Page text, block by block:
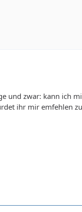
und zwar: kann ich
ihr mir emfehlen